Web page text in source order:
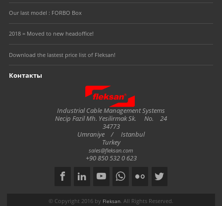
Our last model : FORBO Box
2018 = Moved to new headoffice!
Download the lastest price list of Fleksan!
Контакты
Industrial Cable Management Systems
Necip Fazil Mh. Yesilirmak Sk.
No.
24
34773
Umraniye
/
Istanbul
Turkey
sales@fleksan.com
+90 850 532 0 623
Copyright notice© Copyright 2016 by Fleksan. All Rights Reserved.